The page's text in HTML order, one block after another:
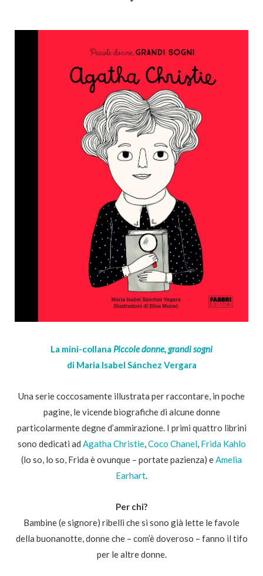
La mini-collana Piccole donne, grandi sogni
di Maria Isabel Sánchez Vergara
Una serie coccosamente illustrata per raccontare, in poche
pagine, le vicende biografiche di alcune donne
particolarmente degne d’ammirazione. I primi quattro librini
sono dedicati ad Agatha Christie,Coco Chanel, Frida Kahlo
(lo so, lo so, Frida è ovunque – portate pazienza) eAmelia
Earhart.
Per chi?
Bambine (e signore) ribelli che si sono già lette le favole
della buonanotte, donne che – com’è doveroso – fanno il tifo
per le altre donne.